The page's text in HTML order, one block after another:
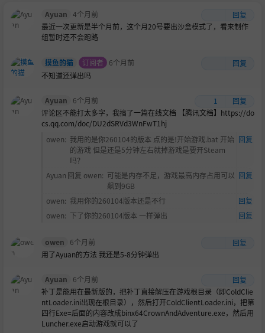
Ayuan 4个月前
回复
最近一次更新是半个月前，这个月20号要出沙盒模式了，看来制作
组暂时还不会跑路
摸鱼的猫 订阅者 6个月前
回复
不知道还弹出吗
Ayuan 6个月前 1
回复
评论区不能打太多字，我搞了一篇在线文档 【腾讯文档】https://do
cs.qq.com/doc/DU2dSRVd3WnFwT1hj
owen: 我用的是你260104的版本 点的是!开始游戏.bat 开始
的游戏 但是还是5分钟左右就掉游戏是要开Steam
吗？
回复
Ayuan 回复 owen: 可能是内存不足，游戏最高内存占用可以
飙到9GB
回复
owen: 我用你的260104版本还是不行
回复
owen: 下了你的260104版本 一样弹出 回复
owen 6个月前
回复
用了Ayuan的方法 我还是5-8分钟弹出
Ayuan 6个月前
回复
补丁是能用在最新版的，把补丁直接解压在游戏根目录（即ColdClie
ntLoader.ini出现在根目录），然后打开ColdClientLoader.ini，把第
四行Exe=后面的内容改成binx64CrownAndAdventure.exe，然后用
Luncher.exe启动游戏就可以了